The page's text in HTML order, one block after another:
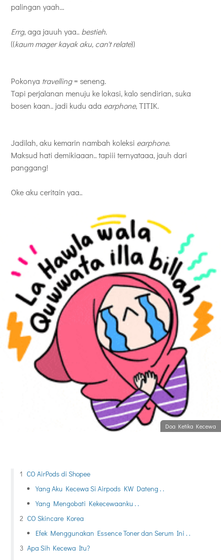
palingan yaah...
Errg, aga jauuh yaa.. bestieh.
((kaum mager kayak aku, can't relate))
Pokonya travelling= seneng.
Tapi perjalanan menuju ke lokasi, kalo sendirian, suka
bosen kaan.. jadi kudu ada earphone, TITIK.
Jadilah, aku kemarin nambah koleksi earphone.
Maksud hati demikiaaan.. tapiii ternyataaa, jauh dari
panggang!
Oke aku ceritain yaa..
Doa Ketika Kecewa
CO AirPods di Shopee
Yang Aku Kecewa Si Airpods KW Dateng . .
Yang Mengobati Kekecewaanku . .
CO Skincare Korea
Efek Menggunakan Essence Toner dan Serum Ini . .
Apa Sih Kecewa Itu?